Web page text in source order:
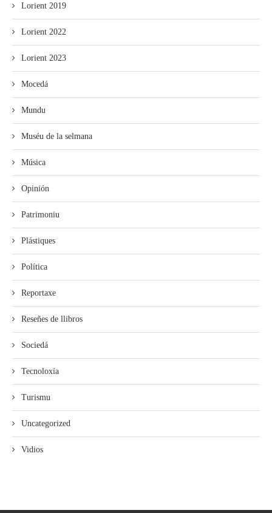
Lorient 2019
Lorient 2022
Lorient 2023
Mocedá
Mundu
Muséu de la selmana
Música
Opinión
Patrimoniu
Plástiques
Política
Reportaxe
Reseñes de llibros
Sociedá
Tecnoloxía
Turismu
Uncategorized
Vidios